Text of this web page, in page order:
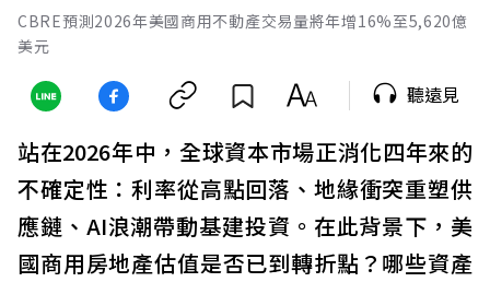
CBRE預測2026年美國商用不動產交易量將年增16%至5,620億
美元
聽遠見
站在2026年中，全球資本市場正消化四年來的
不確定性：利率從高點回落、地緣衝突重塑供
應鏈、AI浪潮帶動基建投資。在此背景下，美
國商用房地產估值是否已到轉折點？哪些資產